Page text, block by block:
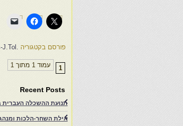
פורסם בקטגוריה .Une histoire de familles-J.Tol
עמוד 1 מתוך 1 1
Recent Posts
תנועת ההשכלה העברית במרוקו בסוף המאה ה־19
אילת השחר-הלכות